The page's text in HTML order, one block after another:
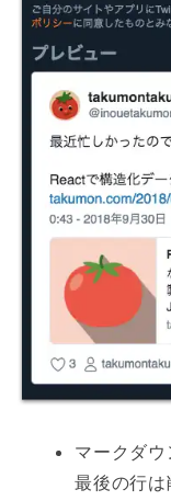
マークダ
最後の行